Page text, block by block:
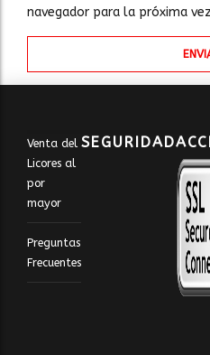
navegador para la próxima
Venta del
Licores al
por
mayor
Preguntas
Frecuentes
SEGURIDAD